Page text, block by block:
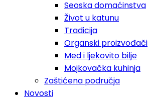
Seoska domaćinstva
Život u katunu
Tradicija
Organski proizvođači
Med i ljekovito bilje
Mojkovačka kuhinja
Zaštićena područja
Novosti